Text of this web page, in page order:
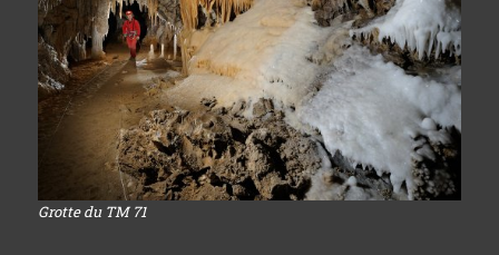
Grotte du TM 71